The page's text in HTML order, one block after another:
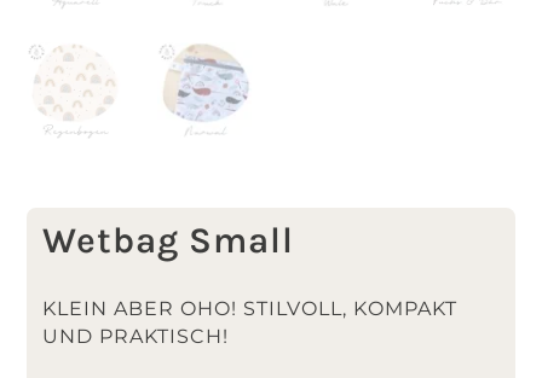
Wetbag Small
KLEIN ABER OHO! STILVOLL, KOMPAKT
UND PRAKTISCH!